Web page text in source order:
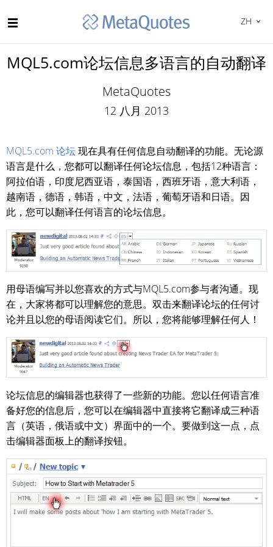
ZH
MQL5.com论坛信息多语言的自动翻译
MetaQuotes
12 八月 2013
MQL5.com 论坛现在具有任何信息自动翻译的功能。无论源
语言是什么，您都可以翻译任何论坛信息，包括12种语言：
阿拉伯语，印度尼西亚语，泰国语，西班牙语，意大利语，
越南语，德语，韩语，中文，法语，葡萄牙语和日语。因
此，您可以翻译任何语言的论坛信息。
用母语编写并以您喜欢的方式与MQL5.com参与者沟通。现
在，大家将都可以理解您的意思。双击来翻译论坛的任何讨
论并且以您的母语阅读它们。所以，您将能够理解任何人！
论坛信息的编辑器也获得了一些新的功能。您以任何语言准
备好您的信息后，您可以在编辑器中直接将它翻译成三种语
言（英语，俄语或中文）界面中的一个。要做到这一点，点
击编辑器面板上的翻译按钮。